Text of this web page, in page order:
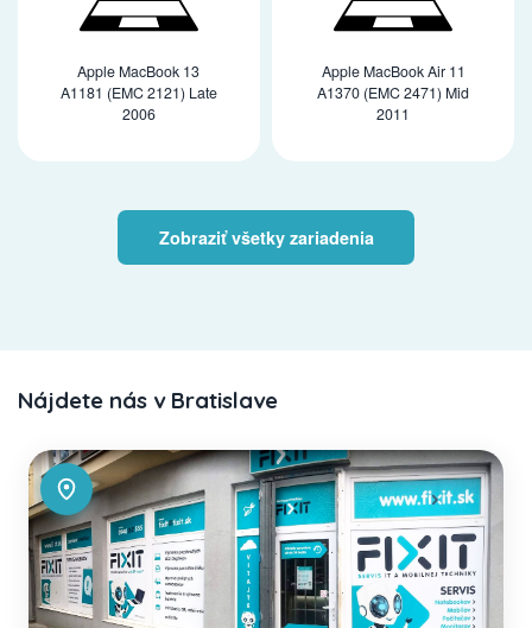
Apple MacBook 13
A1181 (EMC 2121) Late
2006
Apple MacBook Air 11
A1370 (EMC 2471) Mid
2011
Zobraziť všetky zariadenia
Nájdete nás v Bratislave